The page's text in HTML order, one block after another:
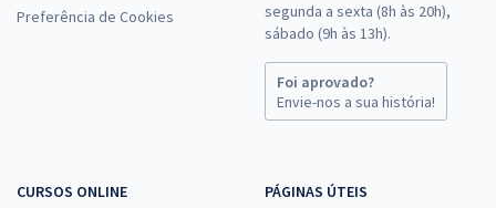
Preferência de Cookies
segunda a sexta (8h às 20h),
sábado (9h às 13h).
Foi aprovado?
Envie-nos a sua história!
CURSOS ONLINE PÁGINAS ÚTEIS